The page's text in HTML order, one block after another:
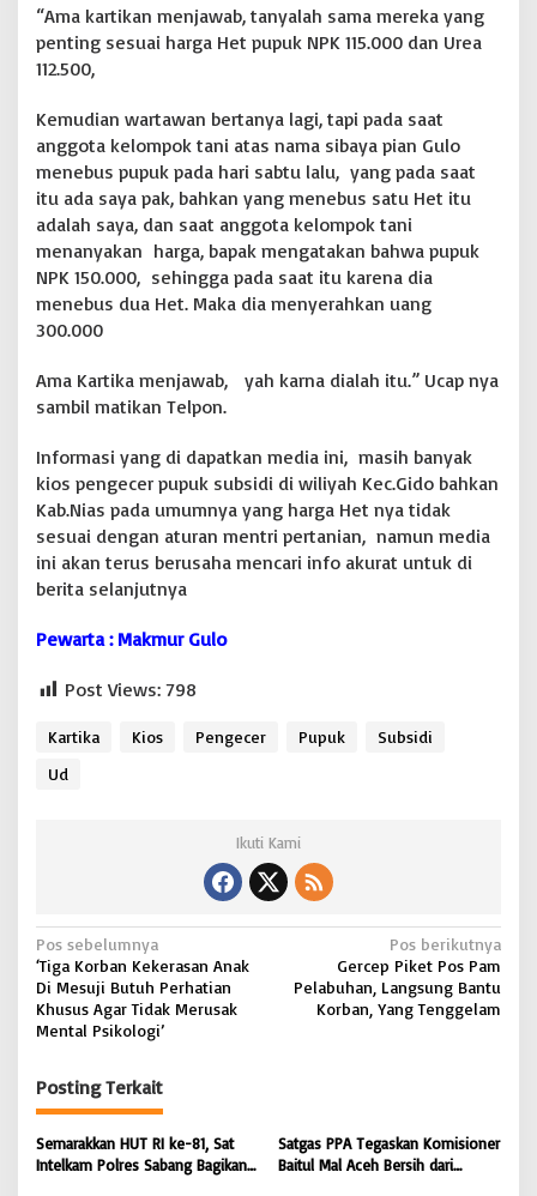
“Ama kartikan menjawab, tanyalah sama mereka yang
penting sesuai harga Het pupuk NPK 115.000 dan Urea
112.500,
Kemudian wartawan bertanya lagi, tapi pada saat
anggota kelompok tani atas nama sibaya pian Gulo
menebus pupuk pada hari sabtu lalu, yang pada saat
itu ada saya pak, bahkan yang menebus satu Het itu
adalah saya, dan saat anggota kelompok tani
menanyakan harga, bapak mengatakan bahwa pupuk
NPK 150.000, sehingga pada saat itu karena dia
menebus dua Het. Maka dia menyerahkan uang
300.000
Ama Kartika menjawab, yah karna dialah itu.” Ucap nya
sambil matikan Telpon.
Informasi yang di dapatkan media ini, masih banyak
kios pengecer pupuk subsidi di wiliyah Kec.Gido bahkan
Kab.Nias pada umumnya yang harga Het nya tidak
sesuai dengan aturan mentri pertanian, namun media
ini akan terus berusaha mencari info akurat untuk di
berita selanjutnya
Pewarta : Makmur Gulo
Post Views: 798
Kartika Kios Pengecer Pupuk
Subsidi
Ud
Ikuti Kami
N
a
v
g
a
s
Pos sebelumnya
‘Tiga Korban Kekerasan Anak
Di Mesuji Butuh Perhatian
Khusus Agar Tidak Merusak
Mental Psikologi’
Pos berikutnya
Gercep Piket Pos Pam
Pelabuhan, Langsung Bantu
Korban, Yang Tenggelam
Posting Terkait
Semarakkan HUT RI ke-81, Sat
Intelkam Polres Sabang Bagikan
Satgas PPA Tegaskan Komisioner
Baitul Mal Aceh Bersih dari